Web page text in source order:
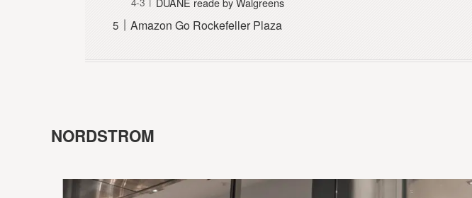
Amazon Go Rockefeller Plaza
NORDSTROM